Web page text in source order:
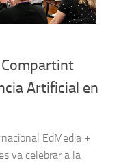
Artificial en
EdMedia +
va celebrar a la